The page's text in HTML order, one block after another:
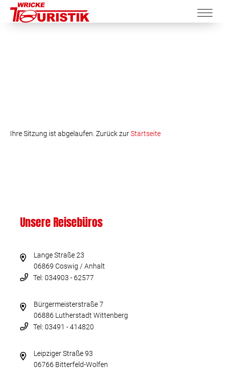
Ihre Sitzung ist abgelaufen. Zurück zurStartseite
Unsere Reisebüros
Lange Straße 23
06869 Coswig / Anhalt
Tel: 034903 - 62577
Bürgermeisterstraße 7
06886 Lutherstadt Wittenberg
Tel: 03491 - 414820
Leipziger Straße 93
06766 Bitterfeld-Wolfen